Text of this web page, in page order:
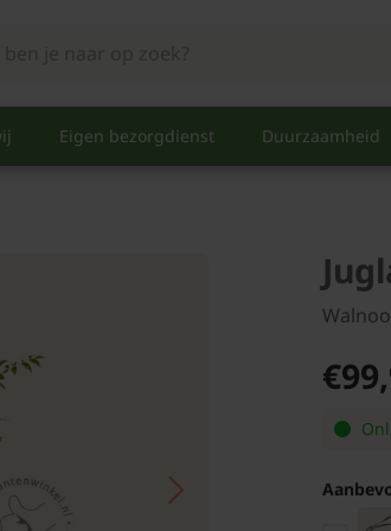
Eigen bezorgdienst Duurzaamheid